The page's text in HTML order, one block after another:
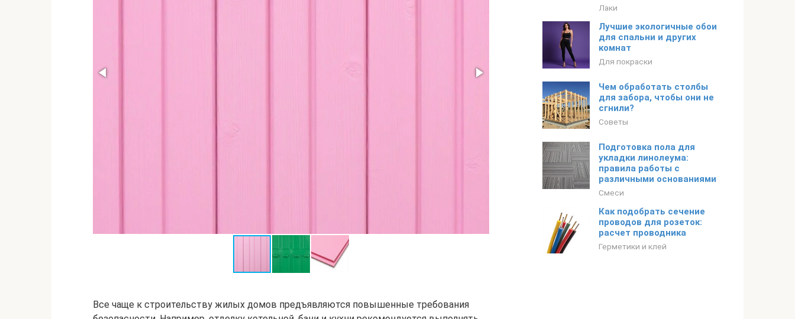
Все чаще к строительству жилых домов предъявляются повышенные требования
Лаки
Лучшие экологичные обои
для спальни и других
комнат
Для покраски
Чем обработать столбы
для забора, чтобы они не
сгнили?
Советы
Подготовка пола для
укладки линолеума:
правила работы с
различными основаниями
Смеси
Как подобрать сечение
проводов для розеток:
расчет проводника
Герметики и клей